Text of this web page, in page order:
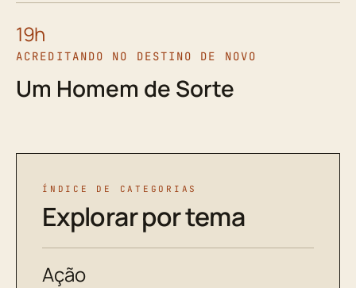
19h
ACREDITANDO NO DESTINO DE NOVO
Um Homem de Sorte
ÍNDICE DE CATEGORIAS
Explorar por tema
Ação